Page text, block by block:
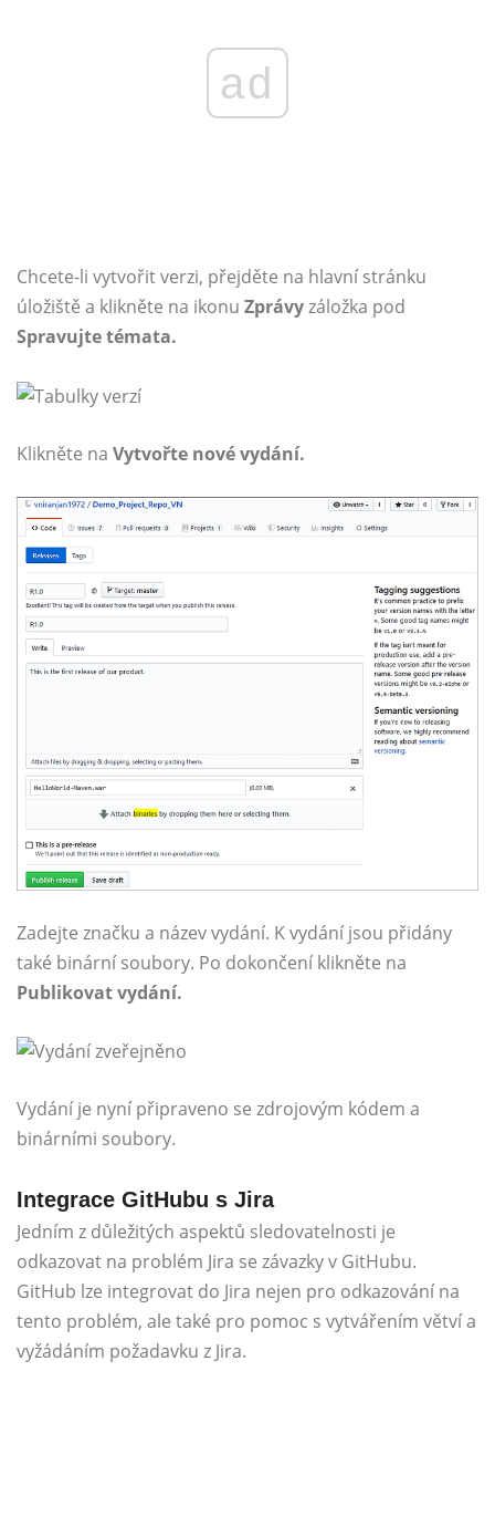
ad
Chcete-li vytvořit verzi, přejděte na hlavní stránku
úložiště a klikněte na ikonu Zprávyzáložka pod
Spravujte témata.
Klikněte na Vytvořte nové vydání.
Zadejte značku a název vydání. K vydání jsou přidány
také binární soubory. Po dokončení klikněte na
Publikovat vydání.
Vydání je nyní připraveno se zdrojovým kódem a
binárními soubory.
Integrace GitHubu s Jira
Jedním z důležitých aspektů sledovatelnosti je
odkazovat na problém Jira se závazky v GitHubu.
GitHub lze integrovat do Jira nejen pro odkazování na
tento problém, ale také pro pomoc s vytvářením větví a
vyžádáním požadavku z Jira.